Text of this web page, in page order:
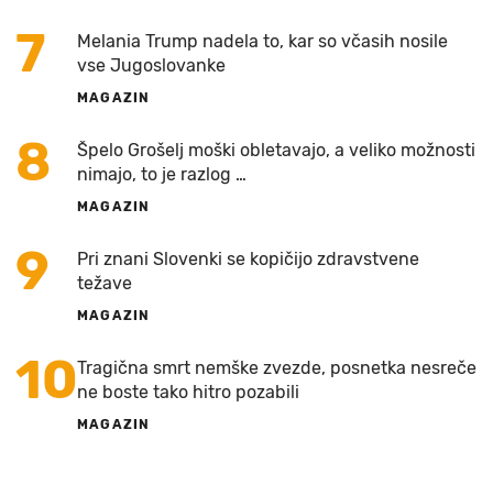
7
Melania Trump nadela to, kar so včasih nosile
vse Jugoslovanke
MAGAZIN
8
Špelo Grošelj moški obletavajo, a veliko možnosti
nimajo, to je razlog …
MAGAZIN
9
Pri znani Slovenki se kopičijo zdravstvene
težave
MAGAZIN
10Tragična smrt nemške zvezde, posnetka nesreče
ne boste tako hitro pozabili
MAGAZIN